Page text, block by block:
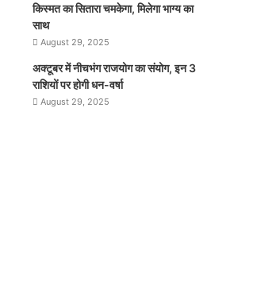
किस्मत का सितारा चमकेगा, मिलेगा भाग्य का
साथ
August 29, 2025
अक्टूबर में नीचभंग राजयोग का संयोग, इन 3
राशियों पर होगी धन-वर्षा
August 29, 2025